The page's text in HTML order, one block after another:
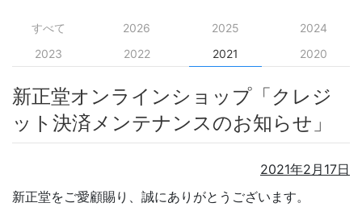
すべて 2026 2025
2024
2023
2022 2021 2020
新正堂オンラインショップ「クレジ
ット決済メンテナンスのお知らせ」
2021年2月17日
新正堂をご愛顧賜り、誠にありがとうございます。